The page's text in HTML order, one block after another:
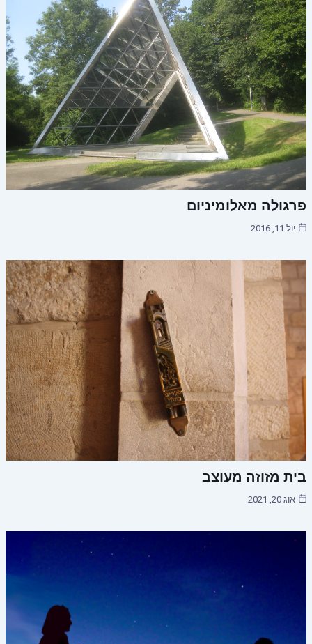
פרגולה מאלומיניום
יול 11, 2016
בית מזוזה מעוצב
אוג 20, 2021